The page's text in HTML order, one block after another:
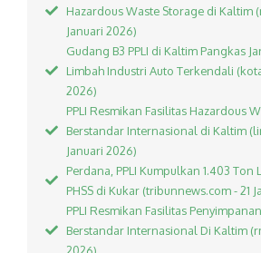
Hazardous Waste Storage di Kaltim
Januari 2026)
Gudang B3 PPLI di Kaltim Pangkas
Limbah Industri Auto Terkendali
2026)
PPLI Resmikan Fasilitas Hazardous
Berstandar Internasional di Kaltim
Januari 2026)
Perdana, PPLI Kumpulkan 1.403 Ton
PHSS di Kukar (tribunnews.com - 21
PPLI Resmikan Fasilitas
Berstandar Internasional Di Kaltim